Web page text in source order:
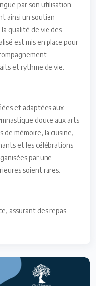
par son utilisation
ainsi un soutien
qualité de vie des
est mis en place pour
et rythme de vie.
et adaptées aux
douce aux arts
de mémoire, la cuisine,
et les célébrations
par une
soient rares.
assurant des repas